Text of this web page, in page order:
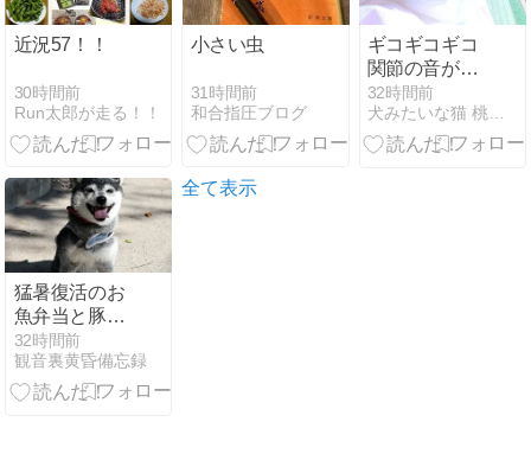
近況57！！
30時間前
Run太郎が走る！！
小さい虫
31時間前
和合指圧ブログ
ギコギコギコ
関節の音がす
るお父さん🙎
💦
32時間前
犬みたいな猫 桃太郎 虹の宇宙船
猛暑復活のお
魚弁当と豚冷
しゃぶトマト
32時間前
観音裏黄昏備忘録
全て表示